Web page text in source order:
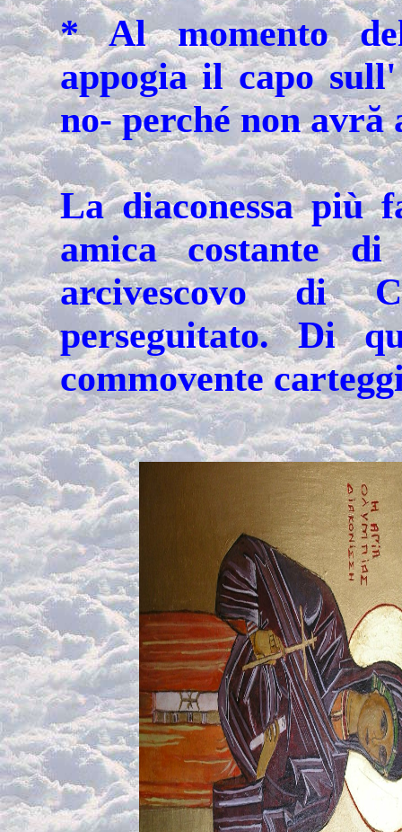
* Al momento
appogia il capo
no- perché non avră
La diaconessa più
amica costante di
arcivescovo di
perseguitato. Di
commovente